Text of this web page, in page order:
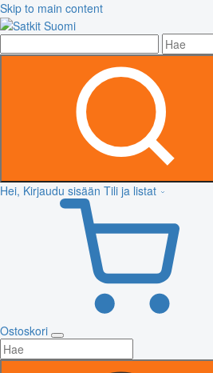
Skip to main content
Hei, Kirjaudu sisään Tili ja listat
Ostoskori